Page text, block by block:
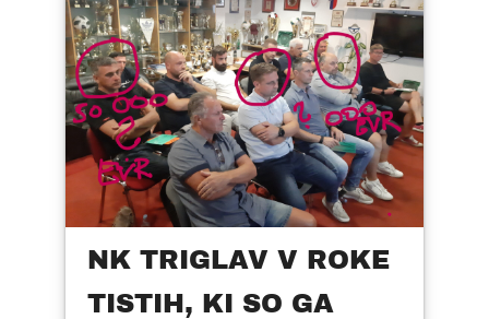
NK TRIGLAV V ROKE
TISTIH, KI SO GA